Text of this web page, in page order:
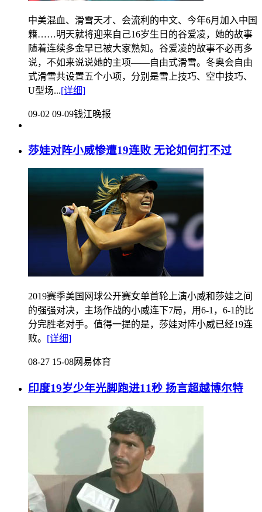
中美混血、滑雪天才、会流利的中文、今年6月加入中国
籍……明天就将迎来自己16岁生日的谷爱凌，她的故事
随着连续多金早已被大家熟知。谷爱凌的故事不必再多
说，不如来说说她的主项——自由式滑雪。冬奥会自由
式滑雪共设置五个小项，分别是雪上技巧、空中技巧、
U型场...[详细]
09-02 09-09钱江晚报
莎娃对阵小威惨遭19连败 无论如何打不过
2019赛季美国网球公开赛女单首轮上演小威和莎娃之间
的强强对决，主场作战的小威连下7局，用6-1，6-1的比
分完胜老对手。值得一提的是，莎娃对阵小威已经19连
败。 [详细]
08-27 15-08网易体育
印度19岁少年光脚跑进11秒 扬言超越博尔特